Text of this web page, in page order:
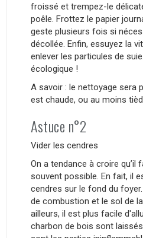
froissé et trempez-le
poêle. Frottez le papier
geste plusieurs fois si
décollée. Enfin, essuyez la
enlever les particules de
écologique !
A savoir : le nettoyage sera
est chaude, ou au moins
Astuce n°2
Vider les cendres
On a tendance à croire qu’il
souvent possible. En fait, il
cendres sur le fond du
de combustion et le sol de
ailleurs, il est plus facile
charbon de bois sont